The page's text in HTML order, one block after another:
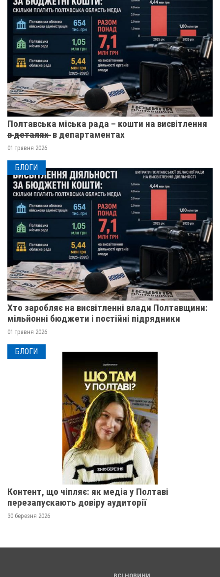
Полтавська міська рада – кошти на висвітлення
в̶ ̶д̶е̶т̶а̶л̶я̶х̶ ̶ в департаментах
01 травня 2026
БЛОГИ
Хто заробляє на висвітленні влади Полтавщини:
мільйонні бюджети і постійні підрядники
01 травня 2026
БЛОГИ
Контент, що чіпляє: як медіа у Полтаві
перезапускають довіру аудиторії
30 березня 2026